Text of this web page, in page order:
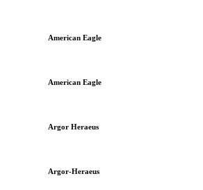
American Eagle
American Eagle
Argor Heraeus
Argor-Heraeus